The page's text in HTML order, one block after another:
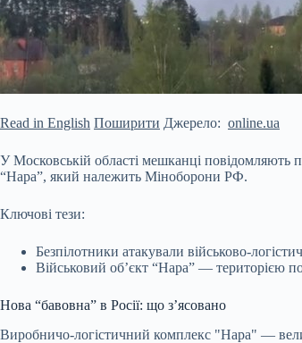
Read in English Поширити Джерело: online.ua
У Московській області мешканці
“Нара”, який належить Міноборони РФ.
Ключові тези:
Безпілотники атакували військово-
Військовий об’єкт “Нара” — територією
Нова “бавовна” в Росії: що з’ясовано
Виробничо-логістичний комплекс "Нара" —